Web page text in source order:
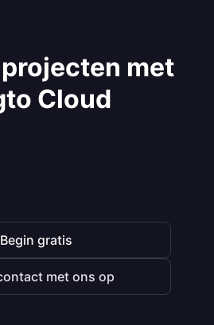
met
Cloud
Begin gratis
met ons op